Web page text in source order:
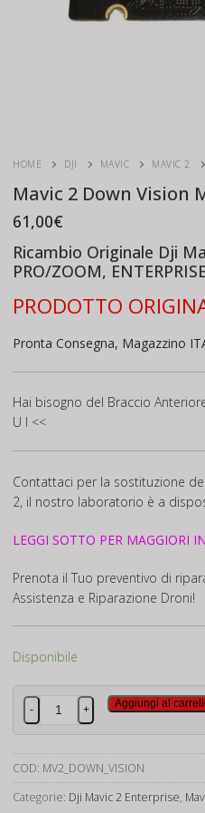
HOME DJI MAVIC MAVIC 2
Mavic 2 Down Vision
61,00€
Ricambio Originale Dji
PRO/ZOOM, ENTERPRISE
PRODOTTO
Pronta Consegna, Magazzino
Hai bisogno del Braccio
U I <<
Contattaci per la sostituzione
2, il nostro laboratorio è a
LEGGI SOTTO PER MAGGIORI
Prenota il Tuo preventivo di
Assistenza e Riparazione Droni!
Disponibile
Mavic
2
Vision
Module
quantità
- +
Aggiungi al
COD: MV2_DOWN_VISION
Categorie: Dji Mavic 2 Enterprise,